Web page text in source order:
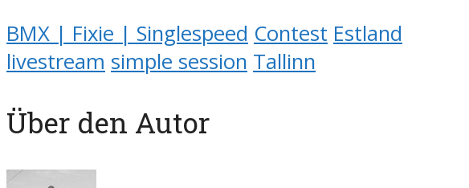
BMX | Fixie | Singlespeed Contest Estland
livestream simple session Tallinn
Über den Autor